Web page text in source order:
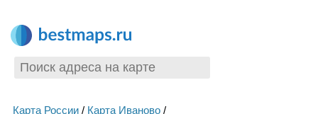
Карта России/ Карта Иваново/